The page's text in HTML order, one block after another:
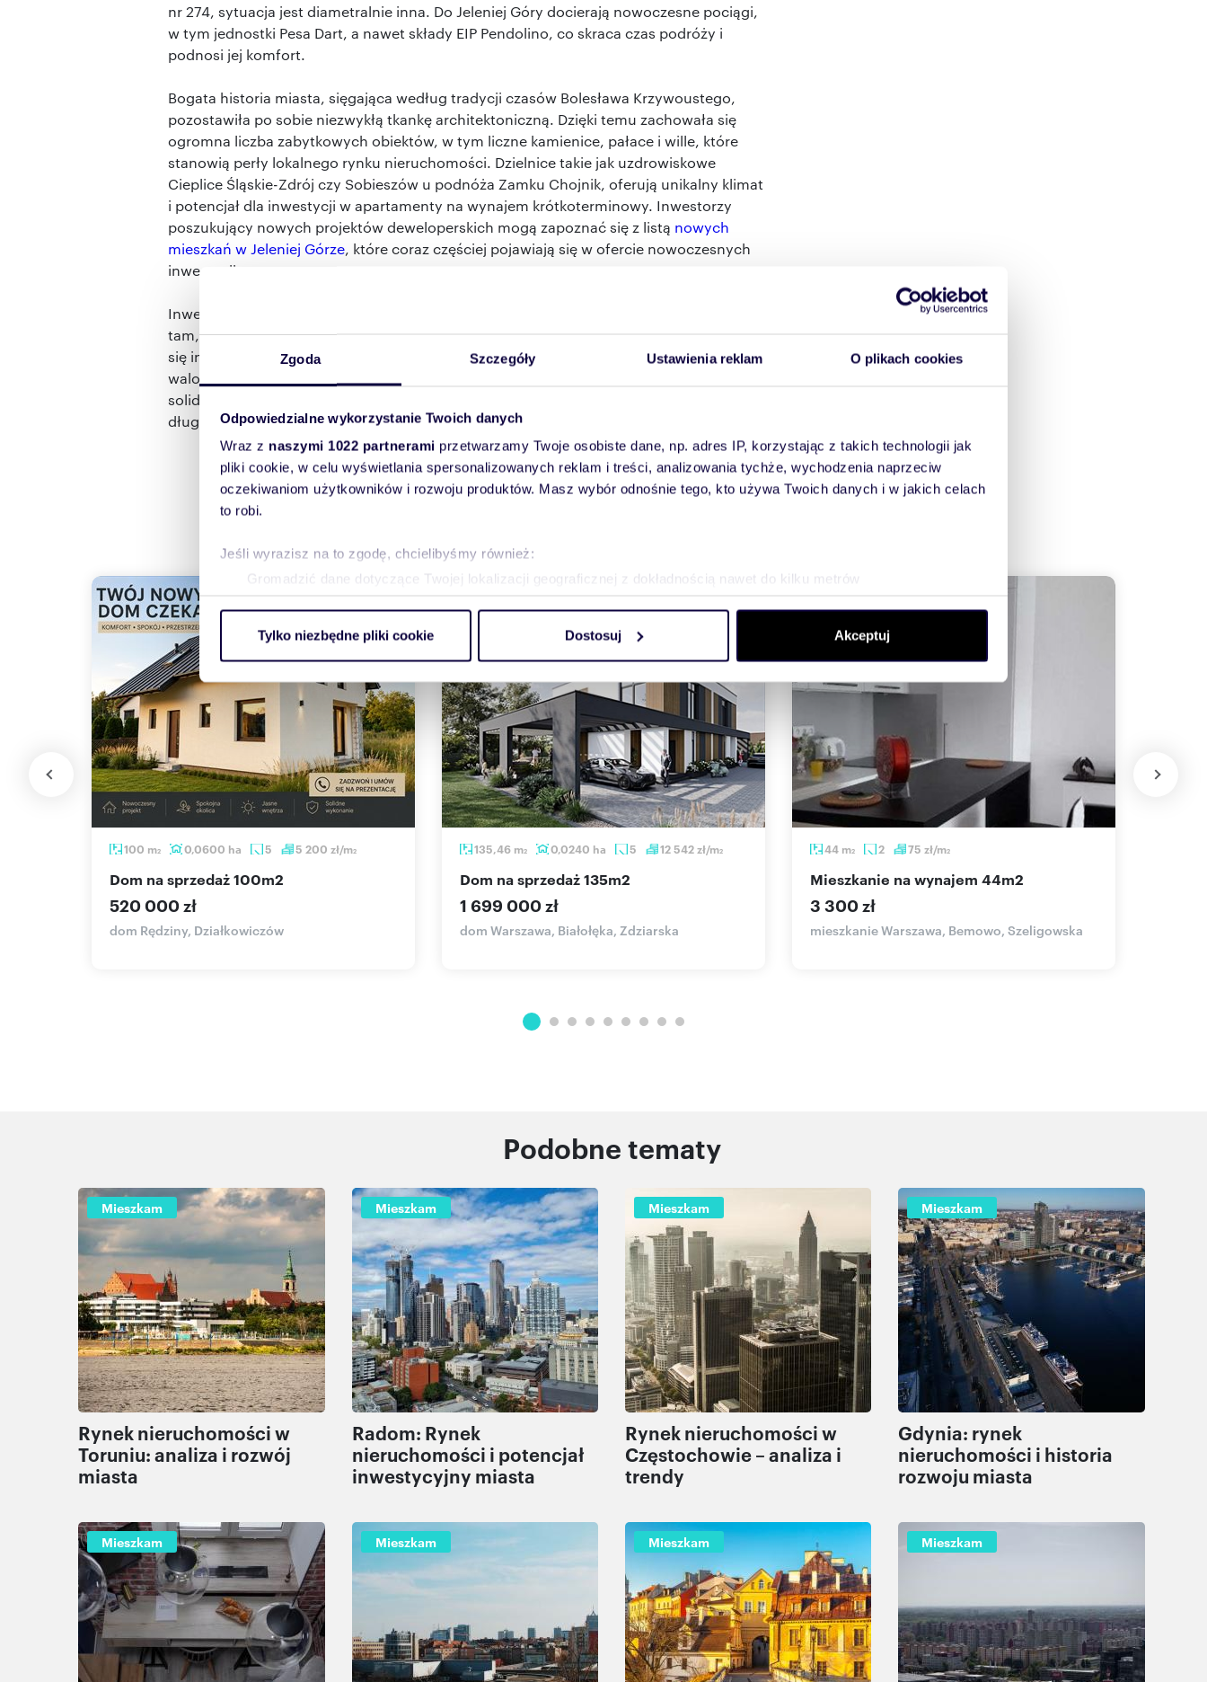
Zgoda Szczegóły Ustawienia reklam O plikach cookies
Odpowiedzialne wykorzystanie Twoich danych
Wraz z naszymi 1022 partnerami przetwarzamy Twoje osobiste dane, np. adres IP, korzystając z takich technologii jak
pliki cookie, w celu wyświetlania spersonalizowanych reklam i treści, analizowania tychże, wychodzenia naprzeciw
oczekiwaniom użytkowników i rozwoju produktów. Masz wybór odnośnie tego, kto używa Twoich danych i w jakich celach
to robi.
Jeśli wyrazisz na to zgodę, chcielibyśmy również:
Gromadzić dane dotyczące Twojej lokalizacji geograficznej z dokładnością nawet do kilku metrów
Dowiedz się więcej odnośnie tego, jak Twoje osobiste dane są przetwarzane oraz ustaw własne preferencje w
Wykorzystujemy pliki cookie do spersonalizowania treści i reklam, aby oferować funkcje społecznościowe i analizować
ruch w naszej witrynie. Informacje o tym, jak korzystasz z naszej witryny, udostępniamy partnerom społecznościowym,
reklamowym i analitycznym. Partnerzy mogą połączyć te informacje z innymi danymi otrzymanymi od Ciebie lub
uzyskanymi podczas korzystania z ich usług.
Tylko niezbędne pliki cookie Dostosuj Akceptuj
nr 274, sytuacja jest diametralnie inna. Do Jeleniej Góry docierają nowoczesne pociągi,
w tym jednostki Pesa Dart, a nawet składy EIP Pendolino, co skraca czas podróży i
podnosi jej komfort.
Bogata historia miasta, sięgająca według tradycji czasów Bolesława Krzywoustego,
pozostawiła po sobie niezwykłą tkankę architektoniczną. Dzięki temu zachowała się
ogromna liczba zabytkowych obiektów, w tym liczne kamienice, pałace i wille, które
stanowią perły lokalnego rynku nieruchomości. Dzielnice takie jak uzdrowiskowe
Cieplice Śląskie-Zdrój czy Sobieszów u podnóża Zamku Chojnik, oferują unikalny klimat
i potencjał dla inwestycji w apartamenty na wynajem krótkoterminowy. Inwestorzy
poszukujący nowych projektów deweloperskich mogą zapoznać się z listą nowych
mieszkań w Jeleniej Górze, które coraz częściej pojawiają się w ofercie nowoczesnych
inwestycji.
Inwestycja w Jeleniej Górze to propozycja dla osób, które potrafią dostrzec potencjał
tam, gdzie inni widzą tylko górski kurort. To miasto o stabilnej gospodarce, odradzającej
się infrastrukturze, bogatej ofercie kulturalnej i sportowej oraz z niepowtarzalnymi
walorami przyrodniczymi. To wszystko sprawia, że nieruchomości w Jeleniej Górze mają
solidne fundamenty do wzrostu wartości, zarówno w segmencie najmu
długoterminowego, jak i w dynamicznie rozwijającym się sektorze turystycznym.
100 m2 0,0600 ha 5 5 200zł/m2
dom na sprzedaż 100m2
520 000 zł
dom Rędziny, Działkowiczów
135,46 m2 0,0240 ha 5 12 542zł/m2
dom na sprzedaż 135m2
1 699 000 zł
dom Warszawa, Białołęka, Zdziarska
44 m2 2 75zł/m2
mieszkanie na wynajem 44m2
3 300 zł
mieszkanie Warszawa, Bemowo, Szeligowska
Podobne tematy
Mieszkam
Rynek nieruchomości w
Toruniu: analiza i rozwój
miasta
Mieszkam
Radom: Rynek
nieruchomości i potencjał
inwestycyjny miasta
Mieszkam
Rynek nieruchomości w
Częstochowie – analiza i
trendy
Mieszkam
Gdynia: rynek
nieruchomości i historia
rozwoju miasta
Mieszkam Mieszkam Mieszkam Mieszkam